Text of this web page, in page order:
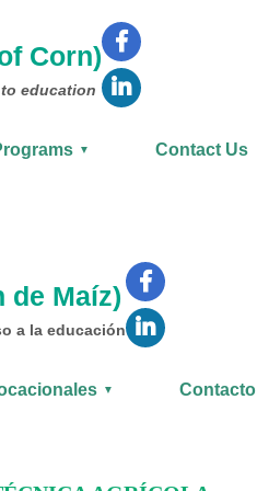
Corn)
education
▼ Contact Us
de Maíz)
a la educación
▼ Contacto